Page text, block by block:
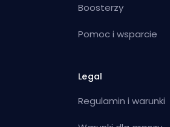
Boosterzy
Pomoc i wsparcie
Legal
Regulamin i warunki